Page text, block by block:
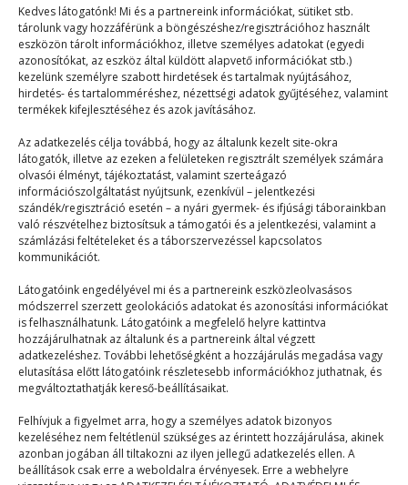
Kedves látogatónk! Mi és a partnereink információkat, sütiket stb.
tárolunk vagy hozzáférünk a böngészéshez/regisztrációhoz használt
eszközön tárolt információkhoz, illetve személyes adatokat (egyedi
azonosítókat, az eszköz által küldött alapvető információkat stb.)
kezelünk személyre szabott hirdetések és tartalmak nyújtásához,
hirdetés- és tartalomméréshez, nézettségi adatok gyűjtéséhez, valamint
termékek kifejlesztéséhez és azok javításához.
Az adatkezelés célja továbbá, hogy az általunk kezelt site-okra
látogatók, illetve az ezeken a felületeken regisztrált személyek számára
olvasói élményt, tájékoztatást, valamint szerteágazó
információszolgáltatást nyújtsunk, ezenkívül – jelentkezési
szándék/regisztráció esetén – a nyári gyermek- és ifjúsági táborainkban
való részvételhez biztosítsuk a támogatói és a jelentkezési, valamint a
számlázási feltételeket és a táborszervezéssel kapcsolatos
kommunikációt.
Látogatóink engedélyével mi és a partnereink eszközleolvasásos
módszerrel szerzett geolokációs adatokat és azonosítási információkat
is felhasználhatunk. Látogatóink a megfelelő helyre kattintva
hozzájárulhatnak az általunk és a partnereink által végzett
adatkezeléshez. További lehetőségként a hozzájárulás megadása vagy
elutasítása előtt látogatóink részletesebb információkhoz juthatnak, és
megváltoztathatják kereső-beállításaikat.
Felhívjuk a figyelmet arra, hogy a személyes adatok bizonyos
kezeléséhez nem feltétlenül szükséges az érintett hozzájárulása, akinek
azonban jogában áll tiltakozni az ilyen jellegű adatkezelés ellen. A
beállítások csak erre a weboldalra érvényesek. Erre a webhelyre
Tuti jó lesz idén is
Terefere
2024. 05. 30.
Te tudtad, hogy már lehet jelentkezni a 2024-es PT-
táborokba? Az új generációs tábort választja idén…
© 2023–2026
Navigáció